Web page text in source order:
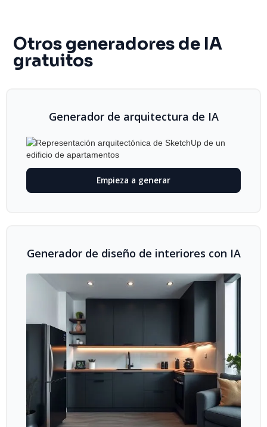
Otros generadores de IA
gratuitos
Generador de arquitectura de IA
Empieza a generar
Generador de diseño de interiores con IA